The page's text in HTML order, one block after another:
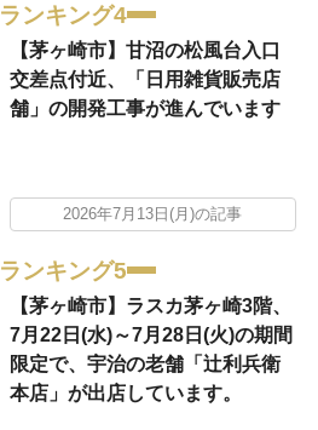
ランキング4
【茅ヶ崎市】甘沼の松風台入口
交差点付近、「日用雑貨販売店
舗」の開発工事が進んでいます
2026年7月13日(月)の記事
ランキング5
【茅ヶ崎市】ラスカ茅ヶ崎3階、
7月22日(水)～7月28日(火)の期間
限定で、宇治の老舗「辻利兵衛
本店」が出店しています。